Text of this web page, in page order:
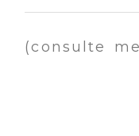
(consulte